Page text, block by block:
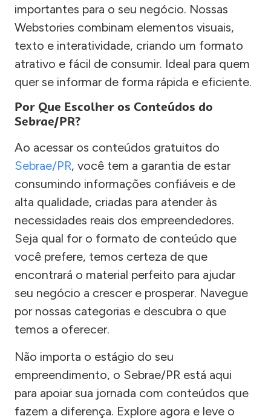
importantes para o seu negócio. Nossas
Webstories combinam elementos visuais,
texto e interatividade, criando um formato
atrativo e fácil de consumir. Ideal para quem
quer se informar de forma rápida e eficiente.
Por Que Escolher os Conteúdos do
Sebrae/PR?
Ao acessar os conteúdos gratuitos do
Sebrae/PR, você tem a garantia de estar
consumindo informações confiáveis e de
alta qualidade, criadas para atender às
necessidades reais dos empreendedores.
Seja qual for o formato de conteúdo que
você prefere, temos certeza de que
encontrará o material perfeito para ajudar
seu negócio a crescer e prosperar. Navegue
por nossas categorias e descubra o que
temos a oferecer.
Não importa o estágio do seu
empreendimento, o Sebrae/PR está aqui
para apoiar sua jornada com conteúdos que
fazem a diferença. Explore agora e leve o